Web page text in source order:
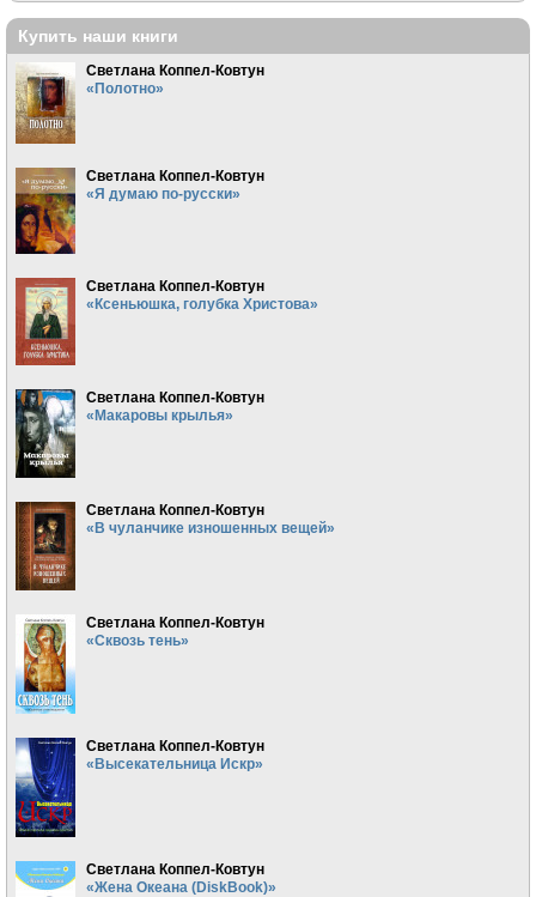
Купить наши книги
Светлана Коппел-Ковтун
«Полотно»
Светлана Коппел-Ковтун
«Я думаю по-русски»
Светлана Коппел-Ковтун
«Ксеньюшка, голубка Христова»
Светлана Коппел-Ковтун
«Макаровы крылья»
Светлана Коппел-Ковтун
«В чуланчике изношенных вещей»
Светлана Коппел-Ковтун
«Сквозь тень»
Светлана Коппел-Ковтун
«Высекательница Искр»
Светлана Коппел-Ковтун
«Жена Океана (DiskBook)»